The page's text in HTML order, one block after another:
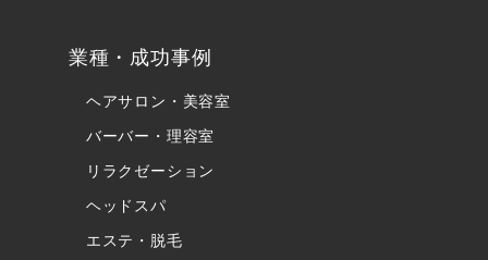
業種・成功事例
ヘアサロン・美容室
バーバー・理容室
リラクゼーション
ヘッドスパ
エステ・脱毛